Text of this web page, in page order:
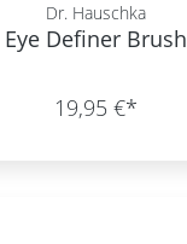
Dr. Hauschka
Eye Definer Brush
19,95 €*